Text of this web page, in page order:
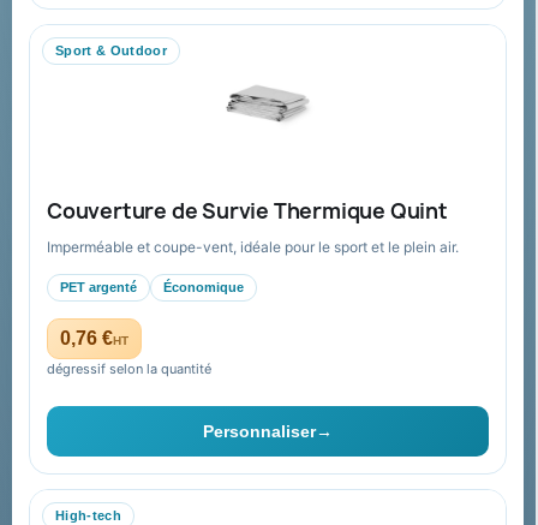
Sport & Outdoor
Couverture de Survie Thermique Quint
Imperméable et coupe-vent, idéale pour le sport et le plein air.
PET argenté Économique
0,76 €HT
dégressif selon la quantité
Personnaliser→
High-tech
FAQ sur Promenoch Goodies Pub France
Conditions de retour
Paiement sécurisé
Plan du site
Contact & devis
06 09 53 17 41
WhatsApp